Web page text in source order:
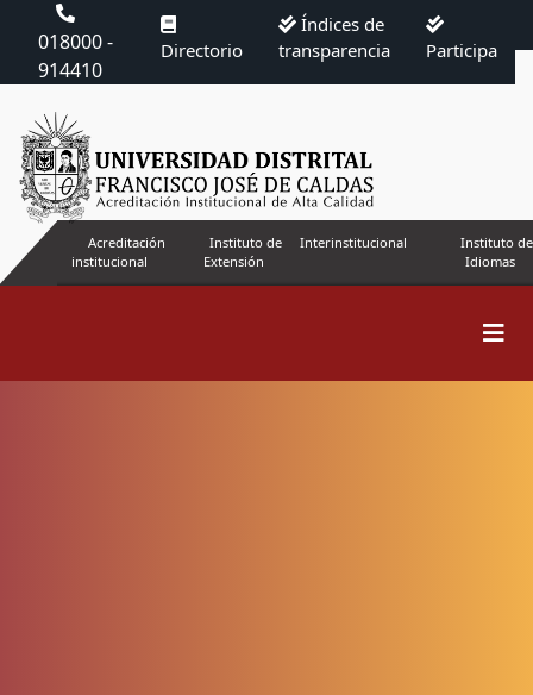
018000 -
914410
Directorio
Índices de
transparencia
Participa
Acreditación
institucional
Instituto de
Extensión
Interinstitucional
Instituto de
Idiomas